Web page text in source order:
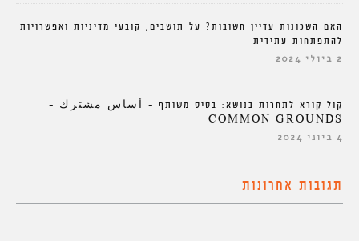
האם השכונות עדיין חשובות? על תושבים, קובעי מדיניות ואפשרויות
להתפתחות עתידית
2 ביולי 2024
קול קורא לתחרות בנושא: בסיס משותף – أساس مشترك –
COMMON GROUNDS
4 ביוני 2024
תגובות אחרונות